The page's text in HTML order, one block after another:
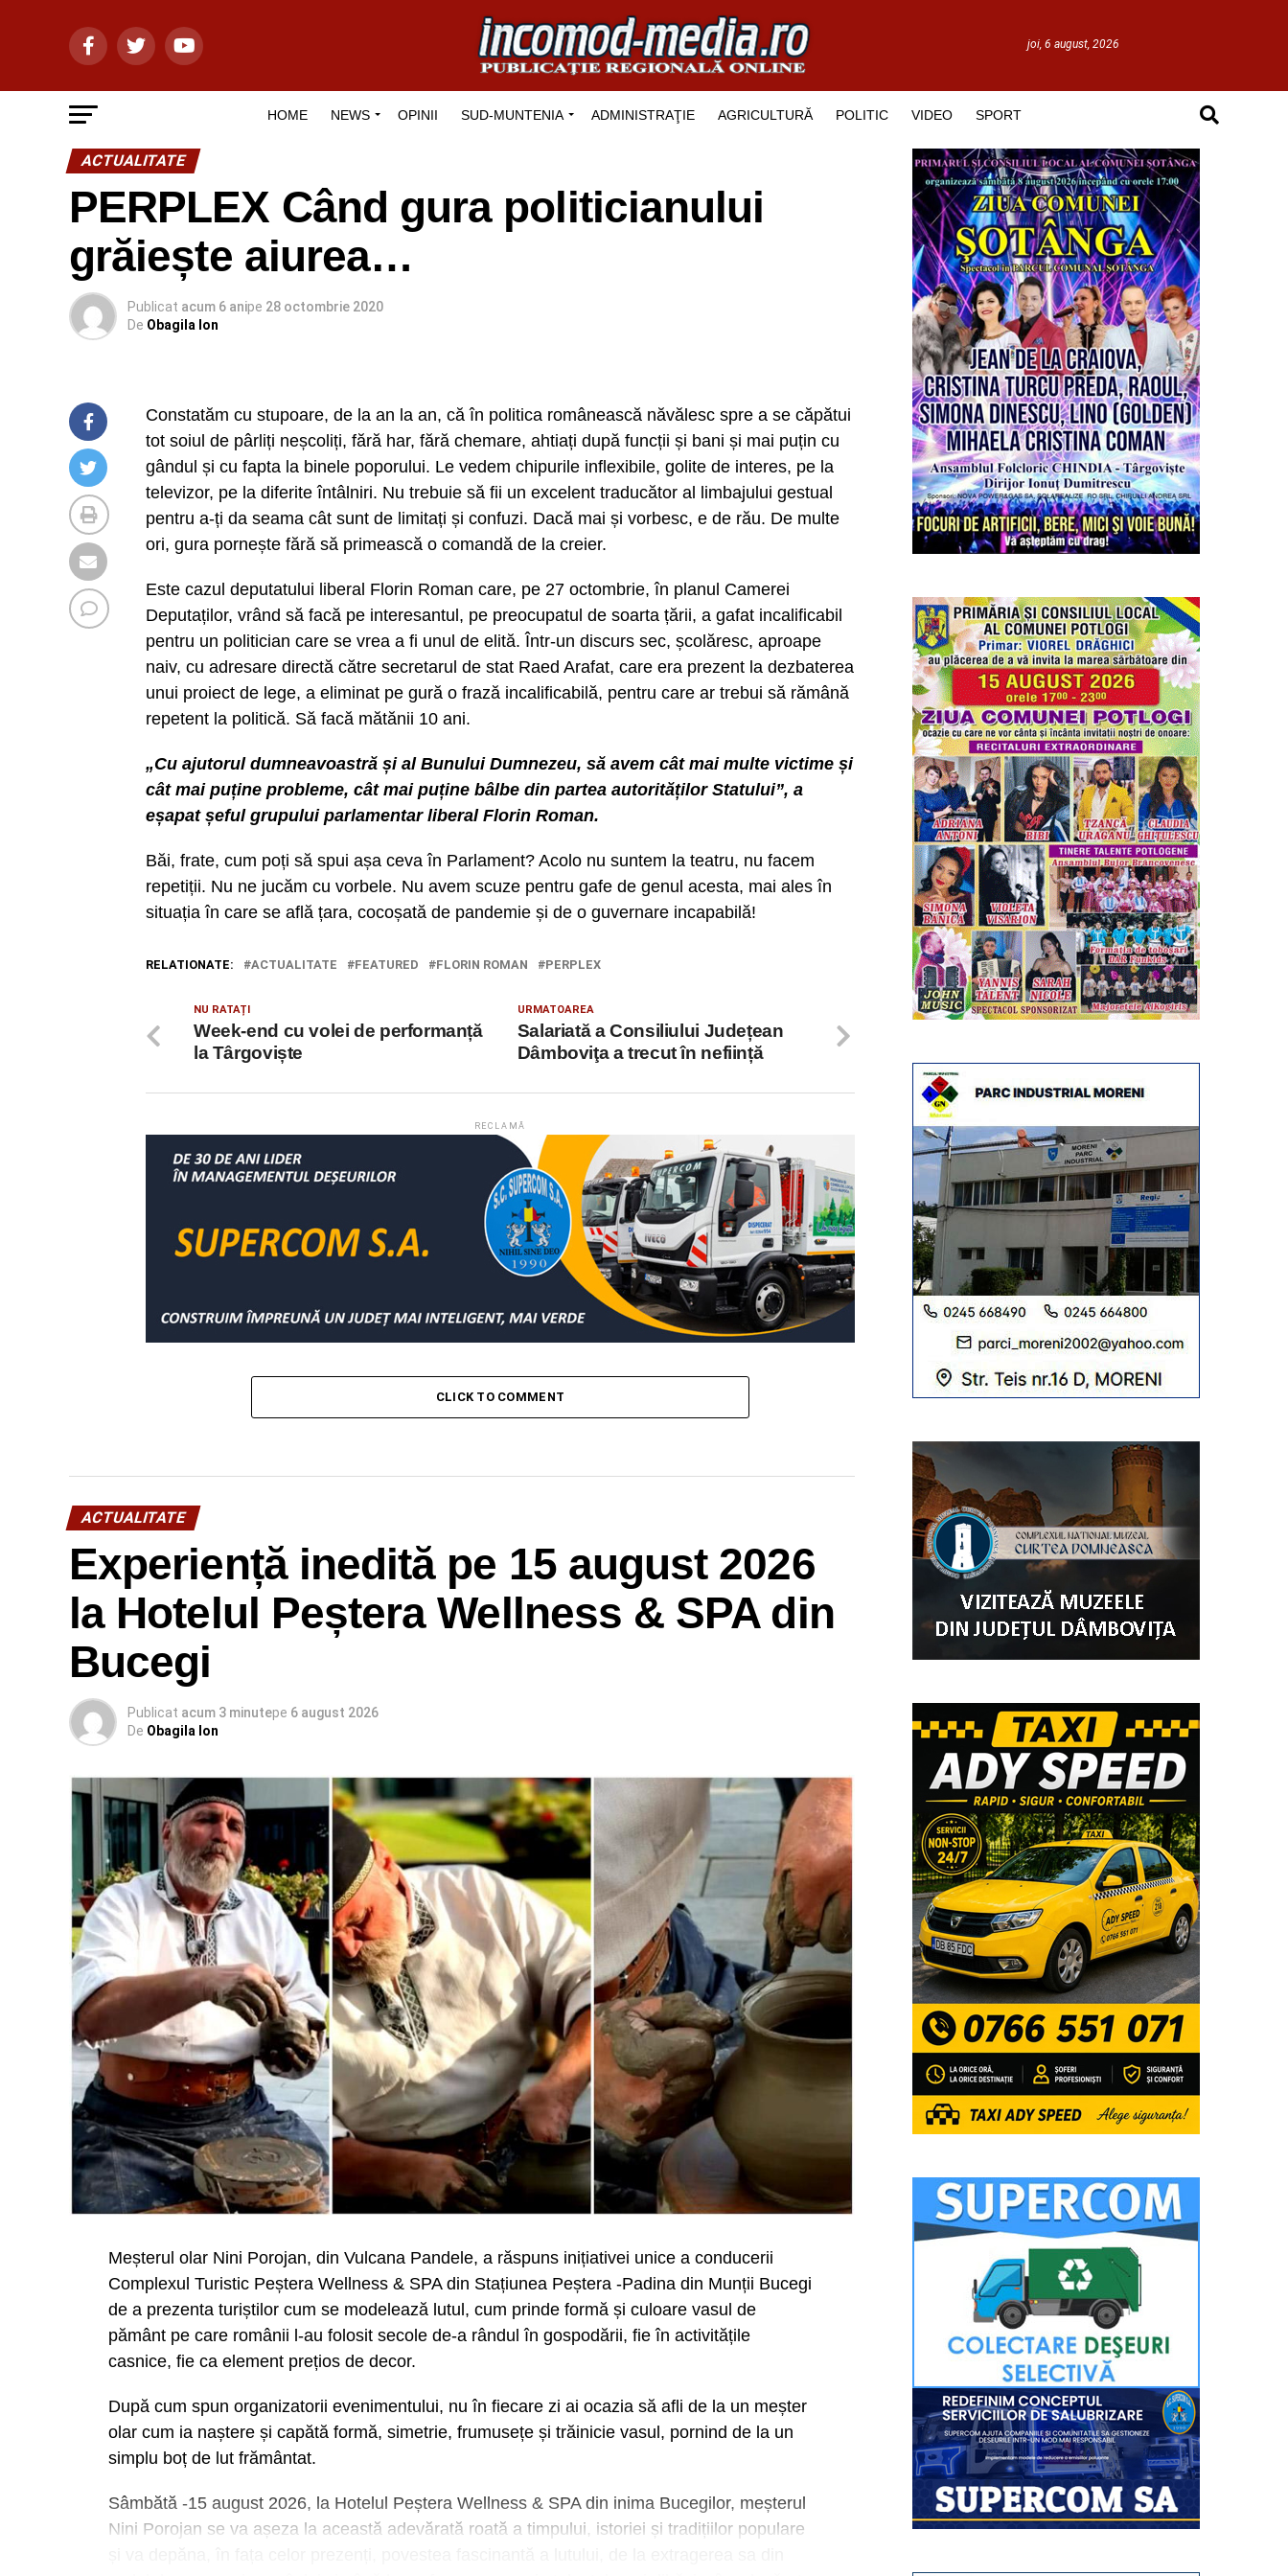
joi, 6 august, 2026
HOME NEWS OPINII SUD-MUNTENIA ADMINISTRAŢIE AGRICULTURĂ POLITIC VIDEO SPORT
ACTUALITATE
PERPLEX Când gura politicianului
grăiește aiurea…
Publicat acum 6 anipe 28 octombrie 2020
De Obagila Ion
Constatăm cu stupoare, de la an la an, că în politica românească năvălesc spre a se căpătui
tot soiul de pârliți neșcoliți, fără har, fără chemare, ahtiați după funcții și bani și mai puțin cu
gândul și cu fapta la binele poporului. Le vedem chipurile inflexibile, golite de interes, pe la
televizor, pe la diferite întâlniri. Nu trebuie să fii un excelent traducător al limbajului gestual
pentru a-ți da seama cât sunt de limitați și confuzi. Dacă mai și vorbesc, e de rău. De multe
ori, gura pornește fără să primească o comandă de la creier.
Este cazul deputatului liberal Florin Roman care, pe 27 octombrie, în planul Camerei
Deputaților, vrând să facă pe interesantul, pe preocupatul de soarta țării, a gafat incalificabil
pentru un politician care se vrea a fi unul de elită. Într-un discurs sec, școlăresc, aproape
naiv, cu adresare directă către secretarul de stat Raed Arafat, care era prezent la dezbaterea
unui proiect de lege, a eliminat pe gură o frază incalificabilă, pentru care ar trebui să rămână
repetent la politică. Să facă mătănii 10 ani.
„Cu ajutorul dumneavoastră și al Bunului Dumnezeu, să avem cât mai multe victime și
cât mai puține probleme, cât mai puține bâlbe din partea autorităților Statului”, a
eșapat șeful grupului parlamentar liberal Florin Roman.
Băi, frate, cum poți să spui așa ceva în Parlament? Acolo nu suntem la teatru, nu facem
repetiții. Nu ne jucăm cu vorbele. Nu avem scuze pentru gafe de genul acesta, mai ales în
situația în care se află țara, cocoșată de pandemie și de o guvernare incapabilă!
RELATIONATE: ACTUALITATE FEATURED FLORIN ROMAN PERPLEX
URMATOAREA
Salariată a Consiliului Județean
Dâmboviţa a trecut în neființă
NU RATAȚI
Week-end cu volei de performanță
la Târgoviște
RECLAMĂ
CLICK TO COMMENT
ACTUALITATE
Experiență inedită pe 15 august 2026
la Hotelul Peștera Wellness & SPA din
Bucegi
Publicat acum 3 minutepe 6 august 2026
De Obagila Ion
Meșterul olar Nini Porojan, din Vulcana Pandele, a răspuns inițiativei unice a conducerii
Complexul Turistic Peștera Wellness & SPA din Stațiunea Peștera -Padina din Munții Bucegi
de a prezenta turiștilor cum se modelează lutul, cum prinde formă și culoare vasul de
pământ pe care românii l-au folosit secole de-a rândul în gospodării, fie în activitățile
casnice, fie ca element prețios de decor.
După cum spun organizatorii evenimentului, nu în fiecare zi ai ocazia să afli de la un meșter
olar cum ia naștere și capătă formă, simetrie, frumusețe și trăinicie vasul, pornind de la un
simplu boț de lut frământat.
Sâmbătă -15 august 2026, la Hotelul Peștera Wellness & SPA din inima Bucegilor, meșterul
Nini Porojan se va așeza la această adevărată roată a timpului, istoriei și tradițiilor populare